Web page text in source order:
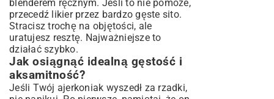
blenderem ręcznym. Jeśli to nie pomoże,
przecedź likier przez bardzo gęste sito.
Stracisz trochę na objętości, ale
uratujesz resztę. Najważniejsze to
działać szybko.
Jak osiągnąć idealną gęstość i
aksamitność?
Jeśli Twój ajerkoniak wyszedł za rzadki,